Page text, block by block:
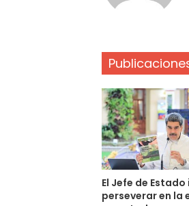
El Jefe de
perseverar en la